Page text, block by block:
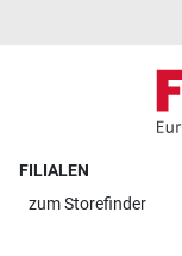
FILIALEN
zumStorefinder